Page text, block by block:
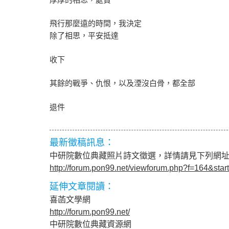
飛行那麼遠的時間，我決定
除了相思，平安抵達
收下
其餘的戰爭、仇恨，以及湮沒白骨，都全部
退件
最新徵稿訊息：
中研院數位典藏照片詩文徵選，詳情請見下列網址
http://forum.pon99.net/
延伸文章閱讀：
喜菡文學網
http://forum.pon99.net/
中研院數位典藏資源網